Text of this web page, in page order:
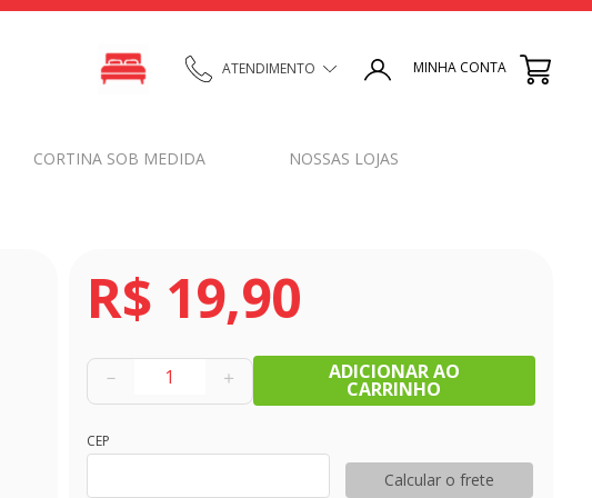
ATENDIMENTO MINHA CONTA
CORTINA SOB MEDIDA NOSSAS LOJAS
R$ 19,90
＋
－ ADICIONAR AO
CARRINHO
CEP
Calcular o frete